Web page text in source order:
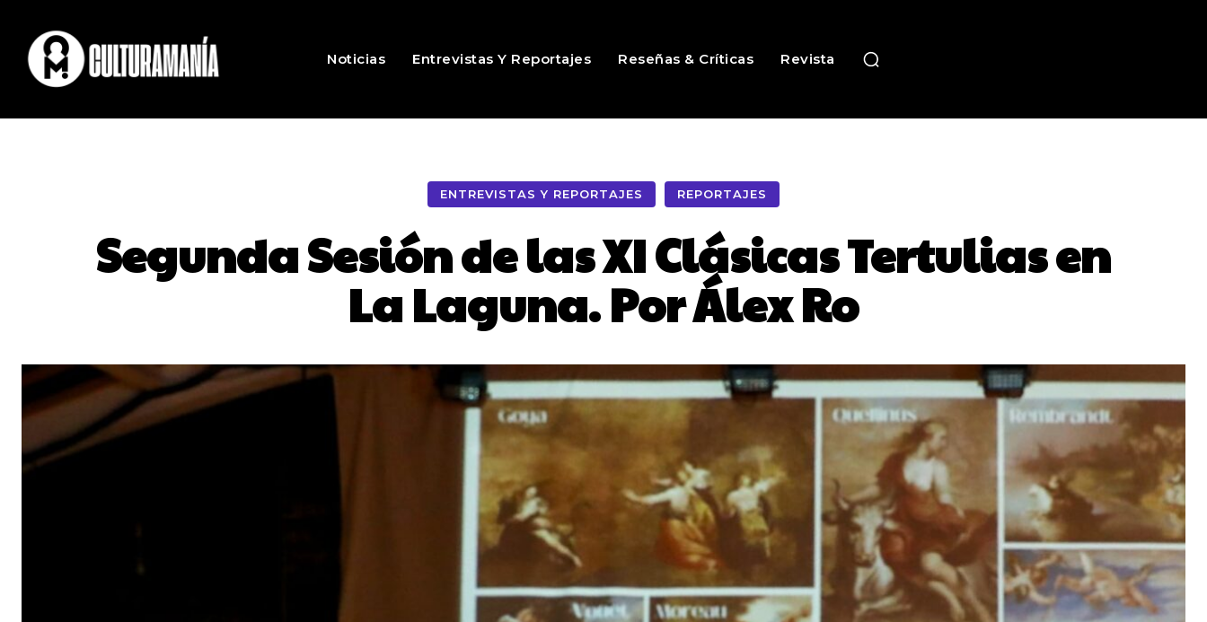
Noticias Entrevistas Y Reportajes Reseñas & Críticas Revista
ENTREVISTAS Y REPORTAJES REPORTAJES
Segunda Sesión de las XI Clásicas Tertulias en
La Laguna. Por Álex Ro